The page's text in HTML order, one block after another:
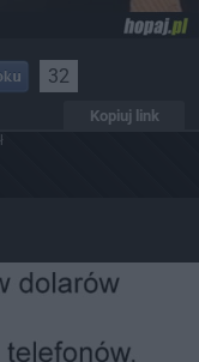
32
Kopiuj link